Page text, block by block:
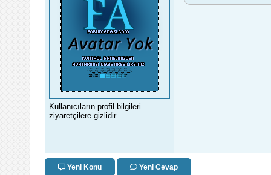
Kullanıcıların profil bilgileri
ziyaretçilere gizlidir.
Yeni Konu Yeni Cevap